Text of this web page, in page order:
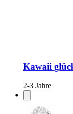
Kawaii
2-3 Jahre